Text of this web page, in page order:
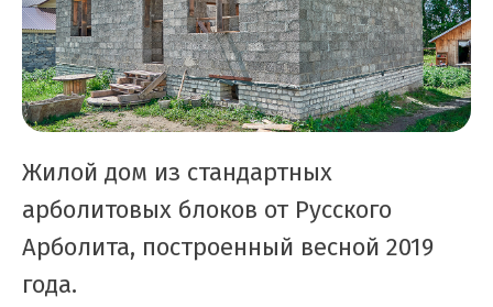
Жилой дом из стандартных
арболитовых блоков от Русского
Арболита, построенный весной 2019
года.